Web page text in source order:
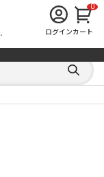
ログイン
0
カート
キ
検
索
る